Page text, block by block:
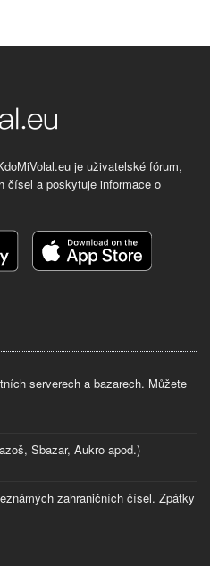
je uživatelské fórum,
čísel a poskytuje informace o
serverech a bazarech. Můžete
Sbazar, Aukro apod.)
zahraničních čísel. Zpátky